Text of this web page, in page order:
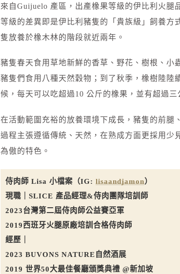
來自Guijuelo 產區，出產橡果等級的伊比利火腿
等級的差異即是伊比利豬隻的「貴族級」飼養
隻放養於橡木林的階段就近兩年。
豬隻春天食用草地新鮮的香草、野花、樹根、
豬隻們食用八種天然穀物；到了秋季，橡樹陸陸
候，每天可以吃超過10 公斤的橡果，並有超過三
在活動範圍充裕的放養環境下成長，豬隻的前
過程主張遵循傳統、天然，在熟成方面更採用
為傲的特色。
侍肉師 Lisa 小檔案（IG: lisaandjamon）
現職｜SLICE 產品經理&侍肉團隊培訓師
2023台灣第二屆侍肉師公益賽亞軍
2019西班牙火腿原廠培訓合格侍肉師
經歷｜
2023 BUVONS NATURE自然酒展
2019 世界50大最佳餐廳頒獎典禮 @新加坡